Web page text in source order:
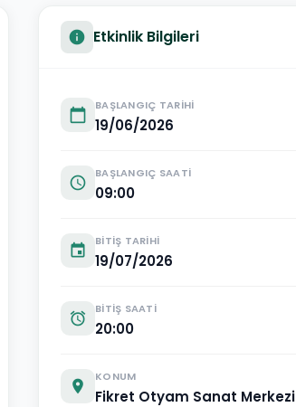
info Etkinlik Bilgileri
calendar_today
BAŞLANGIÇ TARIHI
19/06/2026
schedule
BAŞLANGIÇ SAATI
09:00
event
BITIŞ TARIHI
19/07/2026
alarm
BITIŞ SAATI
20:00
location_on
KONUM
Fikret Otyam Sanat Merkezi